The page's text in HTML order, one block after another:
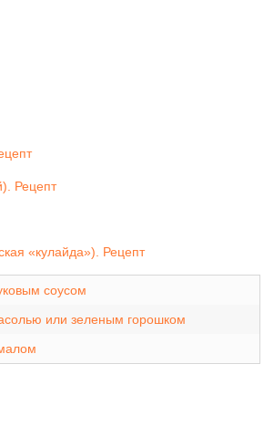
Рецепт
«кулайда»). Рецепт
соусом
или зеленым горошком